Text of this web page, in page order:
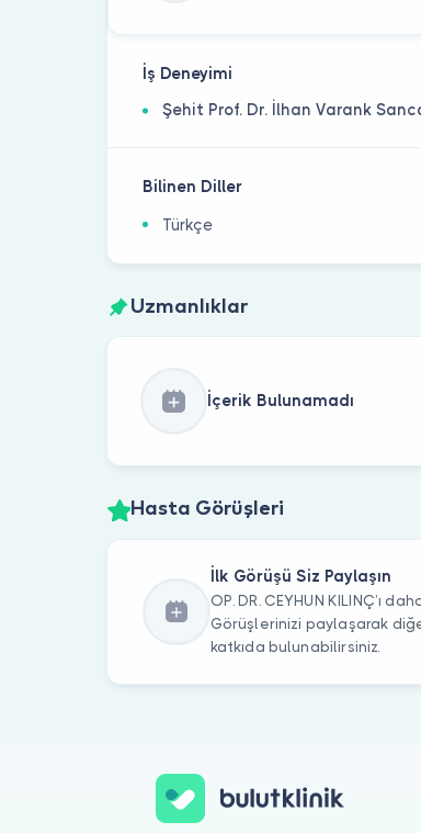
İş Deneyimi
Şehit Prof. Dr. İlhan Varank
Bilinen Diller
Türkçe
Uzmanlıklar
İçerik Bulunamadı
Hasta Görüşleri
İlk Görüşü Siz Paylaşın
OP. DR. CEYHUN KILINÇ’ı
Görüşlerinizi paylaşarak
katkıda bulunabilirsiniz.